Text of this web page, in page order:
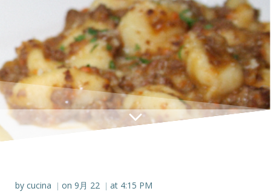
by cucina | on 9月 22 | at 4:15 PM